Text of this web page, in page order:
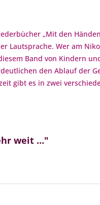
„Mit den
Lautsprache. Wer am
Band von Kindern
den Ablauf der
gibt es in zwei
weit …"